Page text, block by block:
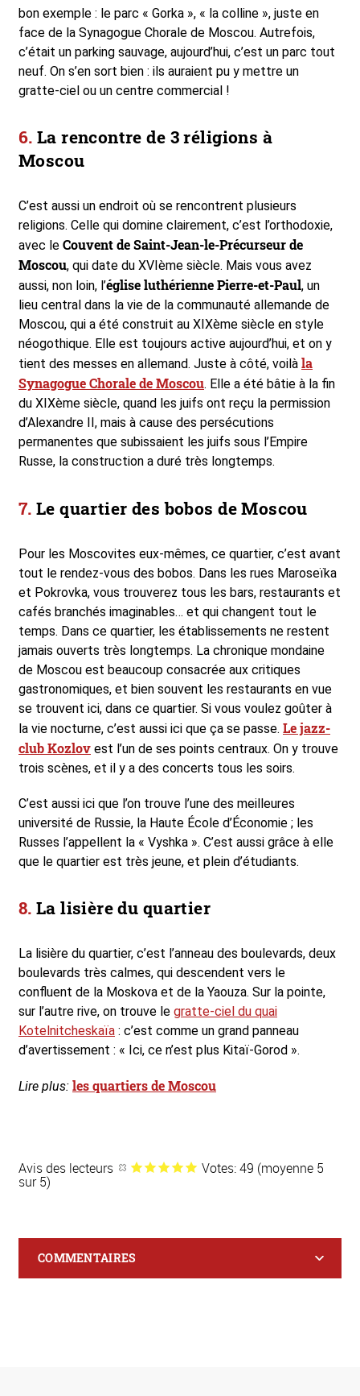
bon exemple : le parc « Gorka », « la colline », juste en
face de la Synagogue Chorale de Moscou. Autrefois,
c’était un parking sauvage, aujourd’hui, c’est un parc tout
neuf. On s’en sort bien : ils auraient pu y mettre un
gratte-ciel ou un centre commercial !
La rencontre de 3 réligions à
Moscou
C’est aussi un endroit où se rencontrent plusieurs
religions. Celle qui domine clairement, c’est l’orthodoxie,
avec le Couvent de Saint-Jean-le-Précurseur de
Moscou, qui date du XVIème siècle. Mais vous avez
aussi, non loin, l’église luthérienne Pierre-et-Paul, un
lieu central dans la vie de la communauté allemande de
Moscou, qui a été construit au XIXème siècle en style
néogothique. Elle est toujours active aujourd’hui, et on y
tient des messes en allemand. Juste à côté, voilà la
Synagogue Chorale de Moscou. Elle a été bâtie à la fin
du XIXème siècle, quand les juifs ont reçu la permission
d’Alexandre II, mais à cause des persécutions
permanentes que subissaient les juifs sous l’Empire
Russe, la construction a duré très longtemps.
Le quartier des bobos de Moscou
Pour les Moscovites eux-mêmes, ce quartier, c’est avant
tout le rendez-vous des bobos. Dans les rues Maroseïka
et Pokrovka, vous trouverez tous les bars, restaurants et
cafés branchés imaginables… et qui changent tout le
temps. Dans ce quartier, les établissements ne restent
jamais ouverts très longtemps. La chronique mondaine
de Moscou est beaucoup consacrée aux critiques
gastronomiques, et bien souvent les restaurants en vue
se trouvent ici, dans ce quartier. Si vous voulez goûter à
la vie nocturne, c’est aussi ici que ça se passe. Le jazz-
club Kozlov est l’un de ses points centraux. On y trouve
trois scènes, et il y a des concerts tous les soirs.
C’est aussi ici que l’on trouve l’une des meilleures
université de Russie, la Haute École d’Économie ; les
Russes l’appellent la « Vyshka ». C’est aussi grâce à elle
que le quartier est très jeune, et plein d’étudiants.
La lisière du quartier
La lisière du quartier, c’est l’anneau des boulevards, deux
boulevards très calmes, qui descendent vers le
confluent de la Moskova et de la Yaouza. Sur la pointe,
sur l’autre rive, on trouve le gratte-ciel du quai
Kotelnitcheskaïa : c’est comme un grand panneau
d’avertissement : « Ici, ce n’est plus Kitaï-Gorod ».
Lire plus: les quartiers de Moscou
Avis des lecteurs Votes: 49 (moyenne 5
sur 5)
COMMENTAIRES